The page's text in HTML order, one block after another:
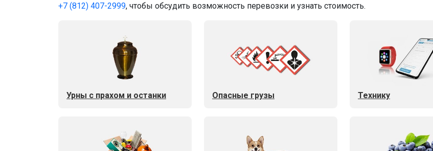
+7 (812) 407-2999, чтобы обсудить возможность перевозки и узнать стоимость.
Урны с прахом и останки Опасные грузы Технику